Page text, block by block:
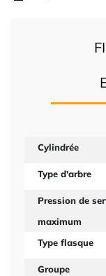
Cylindrée
Type d'arbre
Pression de
maximum
Type flasque
Groupe